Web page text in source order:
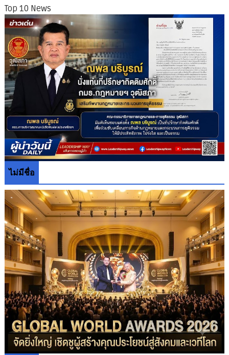
Top 10 News
ไม่มีชื่อ